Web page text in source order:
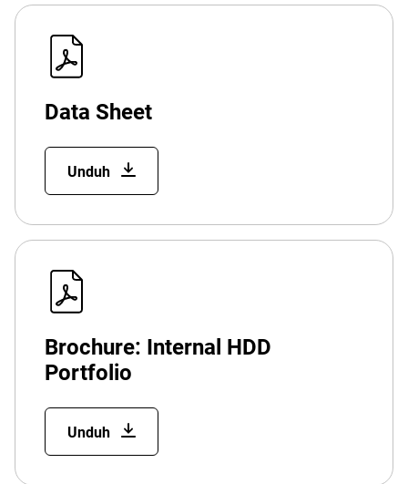
Data Sheet
Unduh
Brochure: Internal HDD
Portfolio
Unduh